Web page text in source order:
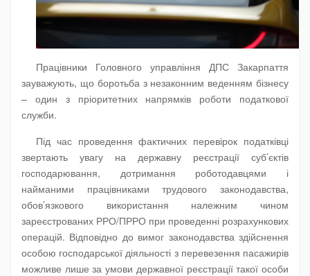
Працівники Головного управління ДПС Закарпаття
зауважують, що боротьба з незаконним веденням бізнесу
– один з пріоритетних напрямків роботи податкової
служби.
Під час проведення фактичних перевірок податківці
звертають увагу на державну реєстрації суб’єктів
господарювання, дотримання роботодавцями і
найманими працівниками трудового законодавства,
обов’язкового використання належним чином
зареєстрованих РРО/ПРРО при проведенні розрахункових
операцій. Відповідно до вимог законодавства здійснення
особою господарської діяльності з перевезення пасажирів
можливе лише за умови державної реєстрації такої особи